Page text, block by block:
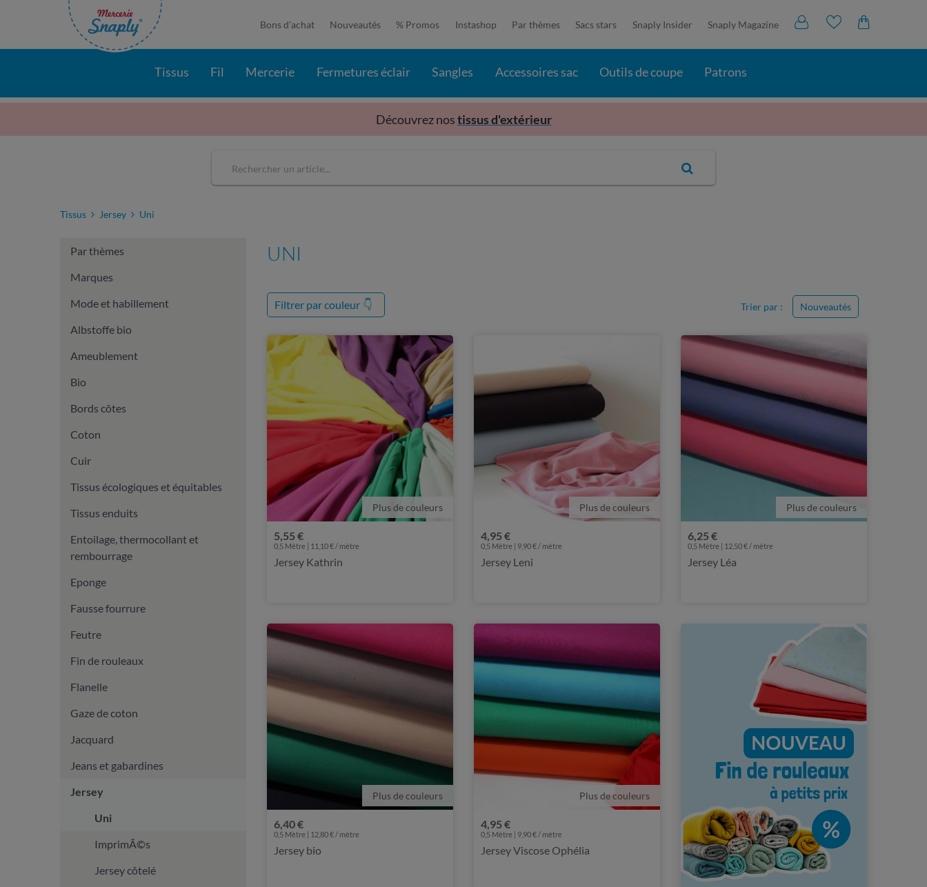
Bons d'achat Nouveautés % Promos Instashop Par thèmes Sacs stars Snaply Insider Snaply Magazine
Tissus Fil Mercerie Fermetures éclair Sangles Accessoires sac Outils de coupe Patrons
Découvrez nostissus d'extérieur
Tissus Jersey Uni
Par thèmes
Marques
Mode et habillement
Albstoffe bio
Ameublement
Bio
Bords côtes
Coton
Cuir
Tissus écologiques et équitables
Tissus enduits
Entoilage, thermocollant et
rembourrage
Eponge
Fausse fourrure
Feutre
Fin de rouleaux
Flanelle
Gaze de coton
Jacquard
Jeans et gabardines
Jersey
Uni
ImprimÃ©s
Jersey côtelé
UNI
Filtrer par couleur 👇 Trier par : Nouveautés
Plus de couleurs
5,55 €
0,5 Mètre | 11,10 € / mètre
Jersey Kathrin
Plus de couleurs
4,95 €
0,5 Mètre | 9,90 € / mètre
Jersey Leni
Plus de couleurs
6,25 €
0,5 Mètre | 12,50 € / mètre
Jersey Léa
Plus de couleurs
6,40 €
0,5 Mètre | 12,80 € / mètre
Jersey bio
Plus de couleurs
4,95 €
0,5 Mètre | 9,90 € / mètre
Jersey Viscose Ophélia